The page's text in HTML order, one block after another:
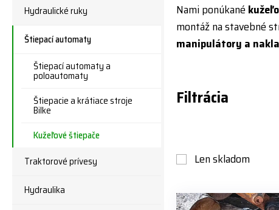
Hydraulické ruky
Štiepací automaty
Štiepací automaty a
poloautomaty
Štiepacie a krátiace stroje
Bilke
Kužeľové štiepače
Traktorové prívesy
Hydraulika
Nami ponúkané
montáž na stavebné
manipulátory a
Filtrácia
Len skladom